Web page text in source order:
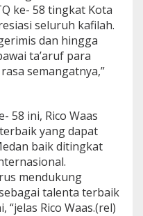
ke- 58 tingkat Kota
seluruh kafilah.
dan hingga
ta’aruf para
semangatnya,”
58 ini, Rico Waas
yang dapat
baik ditingkat
mendukung
talenta terbaik
Rico Waas.(rel)